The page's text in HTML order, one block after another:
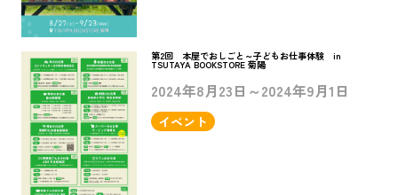
第2回 本屋でおしごと～子どもお仕事体験 in
TSUTAYA BOOKSTORE 菊陽
2024年8月23日～2024年9月1日
イベント